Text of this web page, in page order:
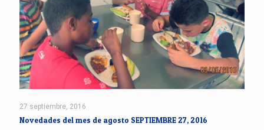
27 septiembre, 2016
Novedades del mes de agosto SEPTIEMBRE 27, 2016